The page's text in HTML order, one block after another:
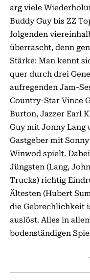
arg viele
Buddy Guy bis ZZ
folgenden
überrascht, denn
Stärke: Man kennt
quer durch drei
aufregenden Jam-
Country-Star Vince
Burton, Jazzer Earl
Guy mit Jonny Lang
Gastgeber mit
Winwod spielt.
Jüngsten (Lang,
Trucks) richtig
Ältesten (Hubert
die Gebrechlichkeit
auslöst. Alles in
bodenständigen